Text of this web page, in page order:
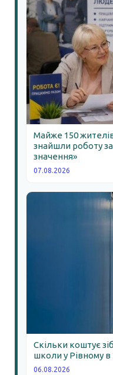
Майже 150
знайшли роботу
значення»
07.08.2026
Скільки коштує
школи у Рівному в
06.08.2026